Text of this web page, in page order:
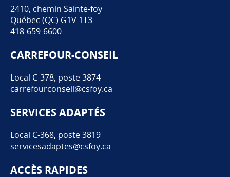
2410, chemin Sainte-foy
Québec (QC) G1V 1T3
418-659-6600
CARREFOUR-CONSEIL
Local C-378, poste 3874
carrefourconseil@csfoy.ca
SERVICES ADAPTÉS
Local C-368, poste 3819
servicesadaptes@csfoy.ca
ACCÈS RAPIDES